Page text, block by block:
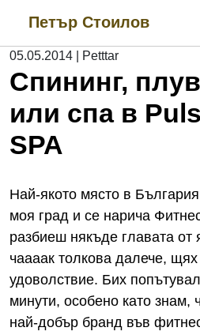
content
Петър Стоилов
05.05.2014 Petttar
Спининг,
или спа в
SPA
Най-якото място в
моя град и се нарича
разбиеш някъде главата от
чаааак толкова далече,
удоволствие. Бих
минути, особено като знам,
най-добър бранд във